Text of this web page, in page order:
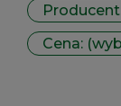
Cena: